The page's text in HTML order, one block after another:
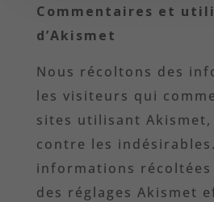
Commentaires et
d’Akismet
Nous récoltons des
les visiteurs qui
sites utilisant
contre les
informations récoltées
des réglages Akismet